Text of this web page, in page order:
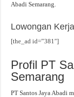
Abadi Semarang.
Lowongan
[the_ad id=”381″]
Profil PT
Semarang
PT Santos Jaya Abadi